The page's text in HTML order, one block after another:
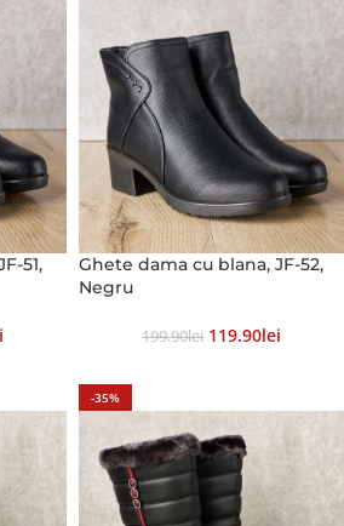
51,
Ghete dama cu blana, JF-52,
Negru
199.90Lei 119.90Lei
-35%